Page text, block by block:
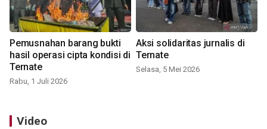
Pemusnahan barang bukti
hasil operasi cipta kondisi di
Ternate
Rabu, 1 Juli 2026
Aksi solidaritas jurnalis di
Ternate
Selasa, 5 Mei 2026
Video